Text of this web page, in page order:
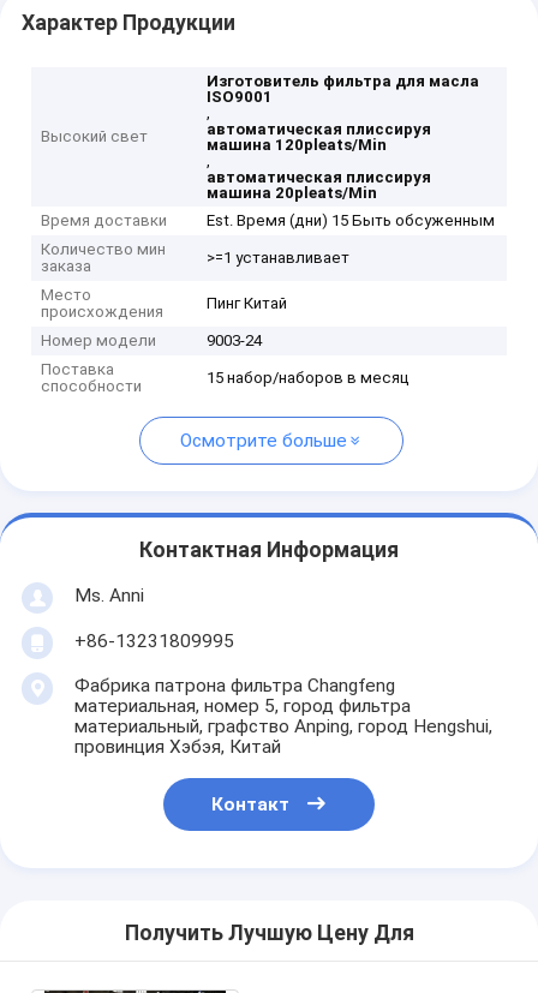
Характер Продукции
Высокий свет
Изготовитель фильтра для масла
ISO9001
,
автоматическая плиссируя
машина 120pleats/Min
,
автоматическая плиссируя
машина 20pleats/Min
Время доставки
Est. Время (дни) 15 Быть обсуженным
Количество мин
заказа
>=1 устанавливает
Место
происхождения
Пинг Китай
Номер модели
9003-24
Поставка
способности
15 набор/наборов в месяц
Осмотрите больше
Контактная Информация
Ms. Anni
+86-13231809995
Фабрика патрона фильтра Changfeng
материальная, номер 5, город фильтра
материальный, графство Anping, город Hengshui,
провинция Хэбэя, Китай
Контакт
Получить Лучшую Цену Для